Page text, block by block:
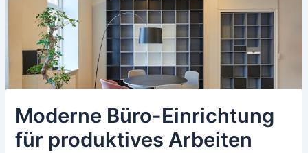
Moderne Büro-Einrichtung
für produktives Arbeiten